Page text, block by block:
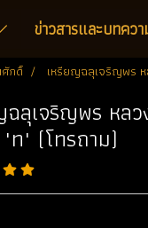
ข่าวสารและบทคว
กดิ์ เหรียญฉลุเจริญพร ห
ฉลุเจริญพร หลว
ท" (โทรถาม)